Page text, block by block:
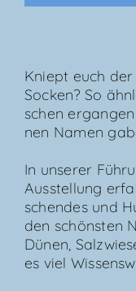
Kniept euch
Socken? So
schen
nen Namen
In unse­rer
Aus­stel­lung
schen­des und
den schöns­ten
Dünen,
es viel